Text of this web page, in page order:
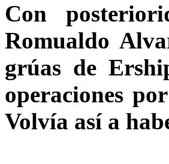
Con
Romualdo
grúas de
operaciones
Volvía así a